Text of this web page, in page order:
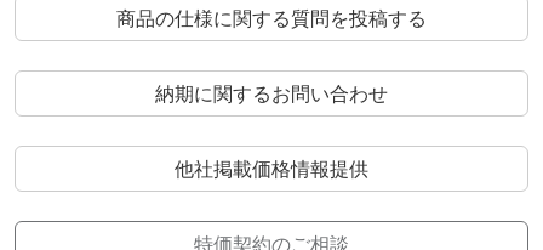
商品の仕様に関する質問を投稿する
納期に関するお問い合わせ
他社掲載価格情報提供
特価契約のご相談